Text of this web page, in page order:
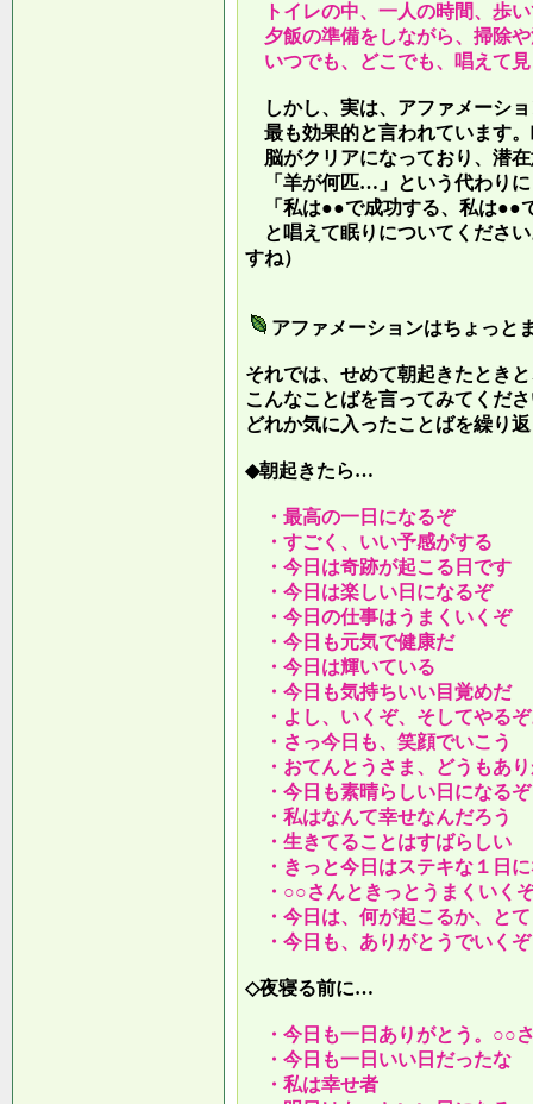
トイレの中、一人の時間、歩
夕飯の準備をしながら、掃除
いつでも、どこでも、唱えて
しかし、実は、アファメーシ
最も効果的と言われています
脳がクリアになっており、潜
「羊が何匹…」という代わりに
「私は●●で成功する、私は●●
と唱えて眠りについてくださ
すね）
アファメーションはちょっと
それでは、せめて朝起きたとき
こんなことばを言ってみてくだ
どれか気に入ったことばを繰り
◆朝起きたら…
・最高の一日になるぞ
・すごく、いい予感がする
・今日は奇跡が起こる日です
・今日は楽しい日になるぞ
・今日の仕事はうまくいくぞ
・今日も元気で健康だ
・今日は輝いている
・今日も気持ちいい目覚めだ
・よし、いくぞ、そしてやる
・さっ今日も、笑顔でいこう
・おてんとうさま、どうもあ
・今日も素晴らしい日になるぞ
・私はなんて幸せなんだろう
・生きてることはすばらしい
・きっと今日はステキな１日
・○○さんときっとうまくいく
・今日は、何が起こるか、と
・今日も、ありがとうでいくぞ
◇夜寝る前に…
・今日も一日ありがとう。○○
・今日も一日いい日だったな
・私は幸せ者